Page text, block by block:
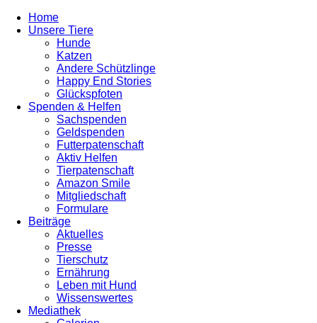
Home
Unsere Tiere
Hunde
Katzen
Andere Schützlinge
Happy End Stories
Glückspfoten
Spenden & Helfen
Sachspenden
Geldspenden
Futterpatenschaft
Aktiv Helfen
Tierpatenschaft
Amazon Smile
Mitgliedschaft
Formulare
Beiträge
Aktuelles
Presse
Tierschutz
Ernährung
Leben mit Hund
Wissenswertes
Mediathek